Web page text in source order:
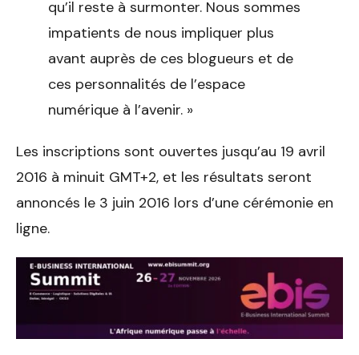
qu’il reste à surmonter. Nous sommes
impatients de nous impliquer plus
avant auprès de ces blogueurs et de
ces personnalités de l’espace
numérique à l’avenir. »
Les inscriptions sont ouvertes jusqu’au 19 avril
2016 à minuit GMT+2, et les résultats seront
annoncés le 3 juin 2016 lors d’une cérémonie en
ligne.